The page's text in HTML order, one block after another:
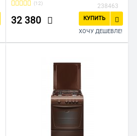
(12) 238463
32 380
КУПИТЬ
ХОЧУ ДЕШЕВЛЕ!